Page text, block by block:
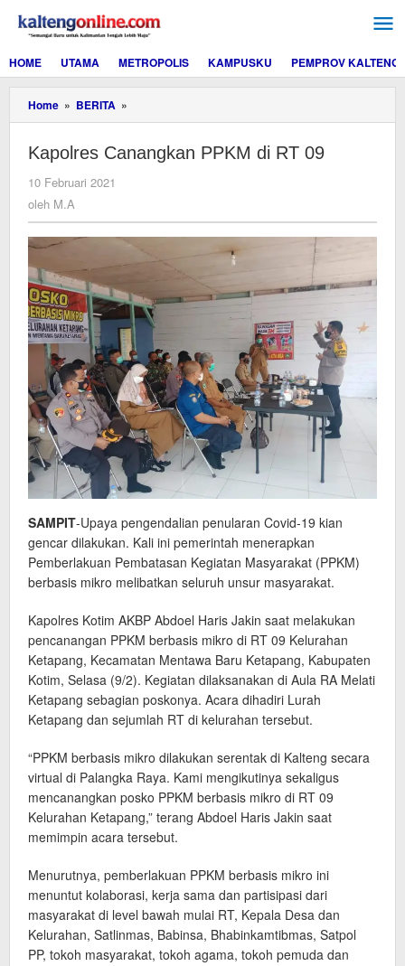
konten
HOME
UTAMA METROPOLIS KAMPUSKU PEMPROV KALTENG
Home » BERITA »
Canangkan
di
Kapolres Canangkan PPKM di RT 09
10 Februari 2021
oleh M.A
SAMPIT-Upaya pengendalian penularan Covid-19 kian
gencar dilakukan. Kali ini pemerintah menerapkan
Pemberlakuan Pembatasan Kegiatan Masyarakat (PPKM)
berbasis mikro melibatkan seluruh unsur masyarakat.
Kapolres Kotim AKBP Abdoel Haris Jakin saat melakukan
pencanangan PPKM berbasis mikro di RT 09 Kelurahan
Ketapang, Kecamatan Mentawa Baru Ketapang, Kabupaten
Kotim, Selasa (9/2). Kegiatan dilaksanakan di Aula RA Melati
Ketapang sebagian poskonya. Acara dihadiri Lurah
Ketapang dan sejumlah RT di kelurahan tersebut.
“PPKM berbasis mikro dilakukan serentak di Kalteng secara
virtual di Palangka Raya. Kami mengikutinya sekaligus
mencanangkan posko PPKM berbasis mikro di RT 09
Kelurahan Ketapang,” terang Abdoel Haris Jakin saat
memimpin acara tersebut.
Menurutnya, pemberlakuan PPKM berbasis mikro ini
menuntut kolaborasi, kerja sama dan partisipasi dari
masyarakat di level bawah mulai RT, Kepala Desa dan
Kelurahan, Satlinmas, Babinsa, Bhabinkamtibmas, Satpol
PP, tokoh masyarakat, tokoh agama, tokoh pemuda dan